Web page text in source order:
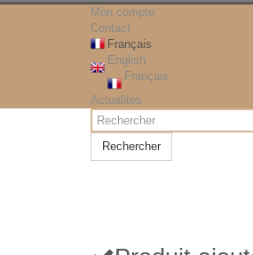
Mon compte
Contact
Français
English
Français
Actualités
Rechercher